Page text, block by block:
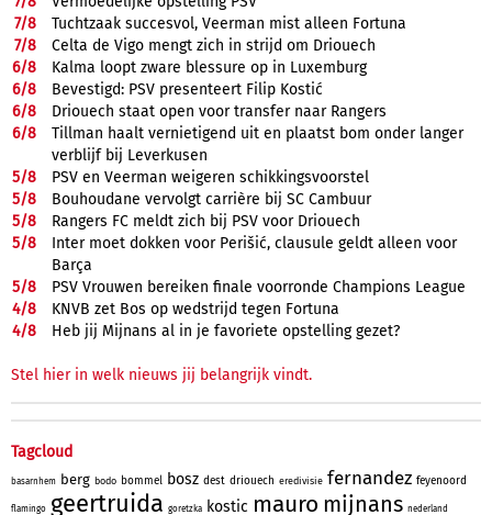
7/8
Tuchtzaak succesvol, Veerman mist alleen Fortuna
7/8
Celta de Vigo mengt zich in strijd om Driouech
6/8
Kalma loopt zware blessure op in Luxemburg
6/8
Bevestigd: PSV presenteert Filip Kostić
6/8
Driouech staat open voor transfer naar Rangers
6/8
Tillman haalt vernietigend uit en plaatst bom onder langer
verblijf bij Leverkusen
5/8
PSV en Veerman weigeren schikkingsvoorstel
5/8
Bouhoudane vervolgt carrière bij SC Cambuur
5/8
Rangers FC meldt zich bij PSV voor Driouech
5/8
Inter moet dokken voor Perišić, clausule geldt alleen voor
Barça
5/8
PSV Vrouwen bereiken finale voorronde Champions League
4/8
KNVB zet Bos op wedstrijd tegen Fortuna
4/8 Heb jij Mijnans al in je favoriete opstelling gezet?
Stel hier in welk nieuws jij belangrijk vindt.
Tagcloud
basarnhem berg bodo bommel bosz dest driouech eredivisie fernandez feyenoord
flamingo geertruida goretzka kostic mauro mijnans nederland